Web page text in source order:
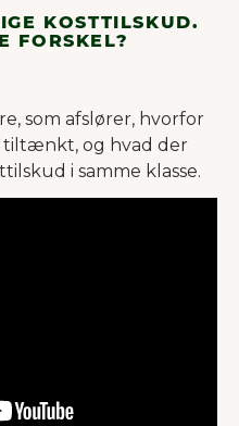
KOSTTILSKUD.
FORSKEL?
som afslører, hvorfor
tiltænkt, og hvad der
i samme klasse.